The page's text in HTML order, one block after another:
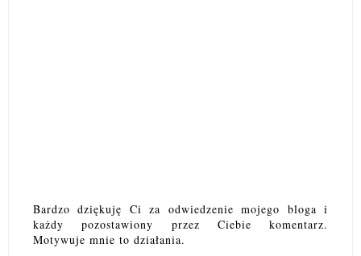
Bardzo dziękuję Ci za odwiedzenie mojego bloga i
każdy pozostawiony przez Ciebie komentarz.
Motywuje mnie to działania.